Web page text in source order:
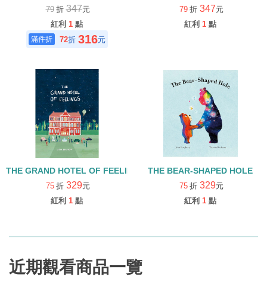
79 折347元
紅利 1 點
72折 316元
79 折 347元
紅利 1 點
THE GRAND HOTEL OF FEELINGS (中譯:情緒大飯店)
75 折 329元
紅利 1 點
THE BEAR-SHAPED HOLE
75 折 329元
紅利 1 點
近期觀看商品一覽